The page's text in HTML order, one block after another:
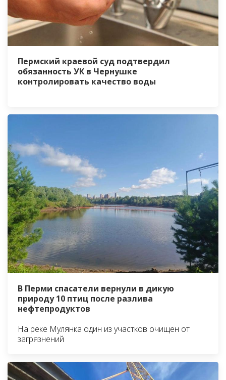
Пермский краевой суд подтвердил
обязанность УК в Чернушке
контролировать качество воды
В Перми спасатели вернули в дикую
природу 10 птиц после разлива
нефтепродуктов
На реке Мулянка один из участков очищен от
загрязнений